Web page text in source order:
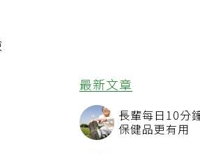
最新文章
長輩每日10分
保健品更有用